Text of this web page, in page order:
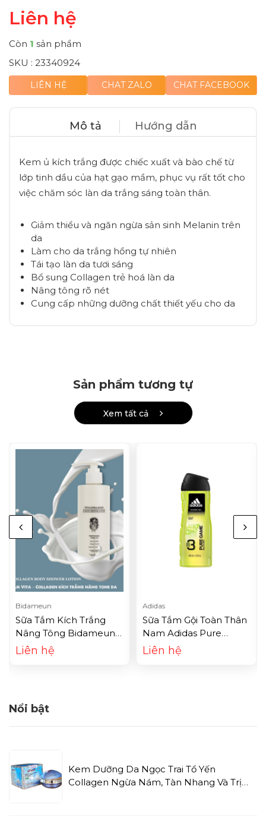
Liên hệ
Còn 1 sản phẩm
SKU : 23340924
LIÊN HỆ CHAT ZALO CHAT FACEBOOK
Mô tả Hướng dẫn
Kem ủ kích trắng được chiếc xuất và bào chế từ
lớp tinh dầu của hạt gạo mầm, phục vụ rất tốt cho
việc chăm sóc làn da trắng sáng toàn thân.
Giảm thiểu và ngăn ngừa sản sinh Melanin trên
da
Làm cho da trắng hồng tự nhiên
Tái tạo làn da tươi sáng
Bổ sung Collagen trẻ hoá làn da
Nâng tông rõ nét
Cung cấp những dưỡng chất thiết yếu cho da
Sản phẩm tương tự
Xem tất cả
Bidameun
Sữa Tắm Kích Trắng
Nâng Tông Bidameun
Vita Collagen B44
Liên hệ
Adidas
Sữa Tắm Gội Toàn Thân
Nam Adidas Pure
Game (400ml)
Liên hệ
Nổi bật
Kem Dưỡng Da Ngọc Trai Tổ Yến
Collagen Ngừa Nám, Tàn Nhang Và Trị